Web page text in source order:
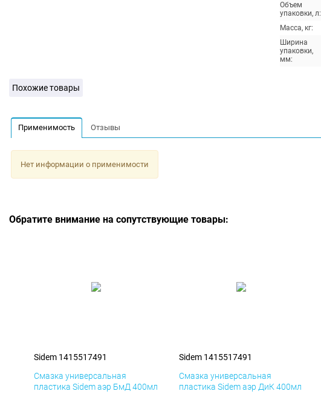
Объем
упаковки, л:
Масса, кг:
Ширина
упаковки,
мм:
Похожие товары
Применимость Отзывы
Нет информации о применимости
Обратите внимание на сопутствующие товары:
Sidem 1415517491
Смазка универсальная
пластика Sidem аэр БмД 400мл
Sidem 1415517491
Смазка универсальная
пластика Sidem аэр ДиК 400мл